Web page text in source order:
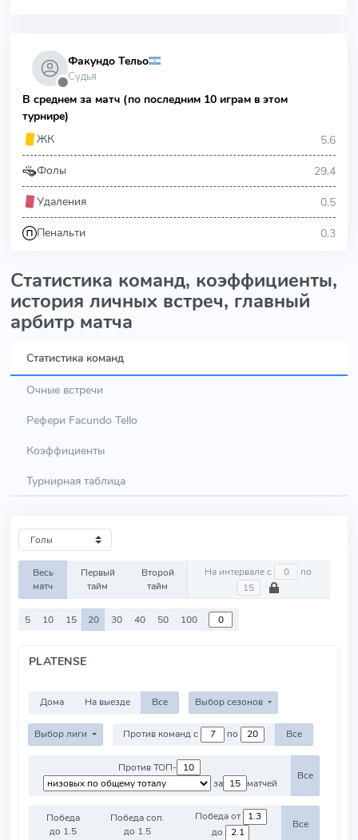
⬤
Факундо Тельо
Судья
В среднем за матч (по последним 10 играм в этом
турнире)
ЖК
5.6
Фолы 29.4
Удаления 0.5
Пенальти 0.3
Статистика команд, коэффициенты,
история личных встреч, главный
арбитр матча
Статистика команд
Очные встречи
Рефери Facundo Tello
Коэффициенты
Турнирная таблица
Весь
матч
Первый
тайм
Второй
тайм
На интервале с по
5 10 15 20 30 40 50 100
PLATENSE
Дома На выезде Все Выбор сезонов
Выбор лиги Против команд с по Все
Против ТОП-
за
матчей
Все
Победа
до 1.5
Победа соп.
до 1.5
Победа от
до
Все